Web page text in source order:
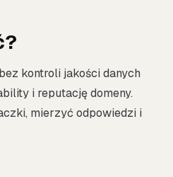
kontroli jakości danych
i reputację domeny.
mierzyć odpowiedzi i